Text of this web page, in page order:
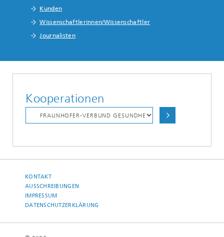
Kunden
Wissenschaftlerinnen/Wissenschaftler
Journalisten
Kooperationen
KONTAKT
AUSSCHREIBUNGEN
IMPRESSUM
DATENSCHUTZERKLÄRUNG